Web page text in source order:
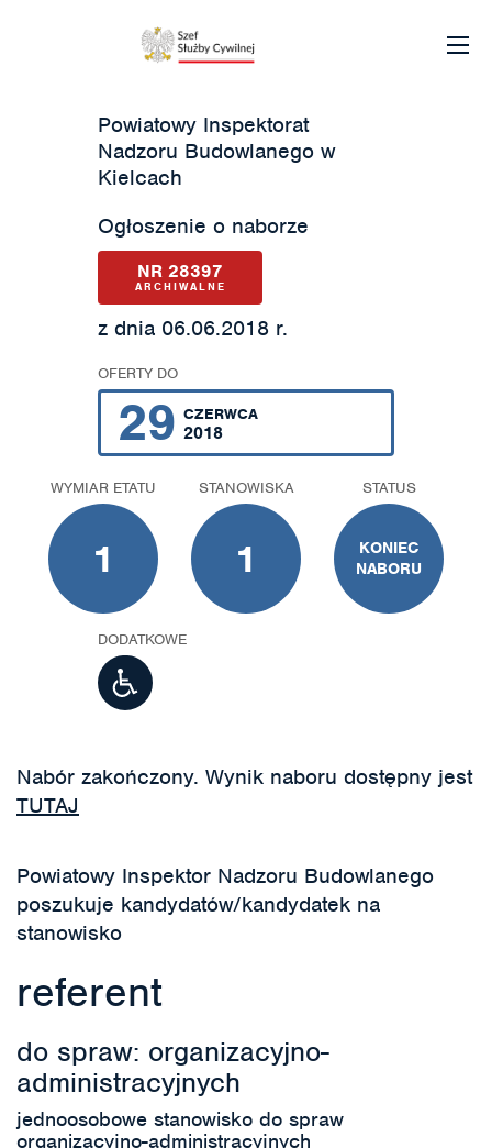
Powiatowy Inspektorat
Nadzoru Budowlanego w
Kielcach
Ogłoszenie o naborze
NR 28397
ARCHIWALNE
z dnia 06.06.2018 r.
OFERTY DO
29 CZERWCA
2018
WYMIAR ETATU
1
STANOWISKA
1
STATUS
KONIEC
NABORU
DODATKOWE
Nabór zakończony. Wynik naboru dostępny jest
TUTAJ
Powiatowy Inspektor Nadzoru Budowlanego
poszukuje kandydatów/kandydatek na
stanowisko
referent
do spraw: organizacyjno-
administracyjnych
jednoosobowe stanowisko do spraw
organizacyjno-administracyjnych